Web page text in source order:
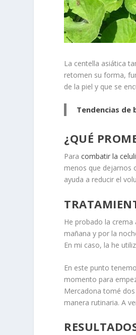
La centella asiática
retomen su forma,
de la piel y que se
Tendencias de
¿QUÉ
Paracombatir la
menos que dejarnos
ayuda a reducir el
He probado la
mañana y por la
En mi caso, la he
En este punto
momento para
Mercadona tomé
manera rutinaria. A